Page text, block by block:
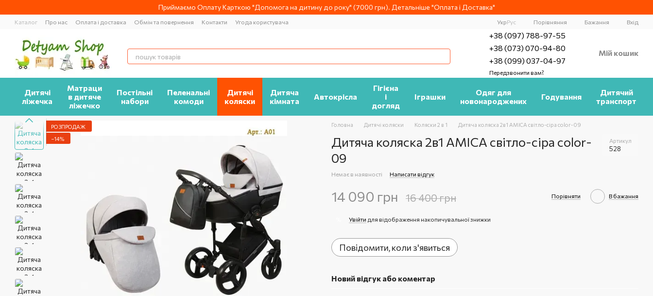
Приймаємо Оплату Карткою "Допомога на дитину до року" (7000 грн). Детальніше "Оплата і Доставка"
Каталог Про нас Оплата і доставка Обмін та повернення Контакти Угода користувача УкрРус Порівняння Бажання Вхід
+38 (097) 788-97-55
+38 (073) 070-94-80
+38 (099) 037-04-97
Передзвонити вам?
Мій кошик
Дитячі
ліжечка
Матраци
в дитяче
ліжечко
Постільні
набори
Пеленальні
комоди
Дитячі
коляски
Дитяча
кімната
Автокрісла
Гігієна
і
догляд
Іграшки
Одяг для
новонароджених
Годування
Дитячий
транспорт
РОЗПРОДАЖ
−14%
Головна Дитячі коляски Коляски 2 в 1 Дитяча коляска 2в1 AMICA світло-сіра color-09
Дитяча коляска 2в1 AMICA світло-сіра color-
09
Артикул
528
Немає в наявності Написати відгук
14 090 грн 16 400 грн Порівняти В бажання
Увійти для відображення накопичувальної знижки
Повідомити, коли з'явиться
Новий відгук або коментар